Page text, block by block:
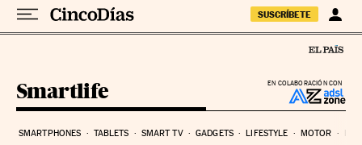
SUSCRÍBETE
EN COLABORACIÓN CON
Smartlife
SMARTPHONES TABLETS SMART TV GADGETS LIFESTYLE MOTOR